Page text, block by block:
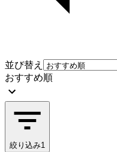
並び替え
おすすめ順
絞り込み1